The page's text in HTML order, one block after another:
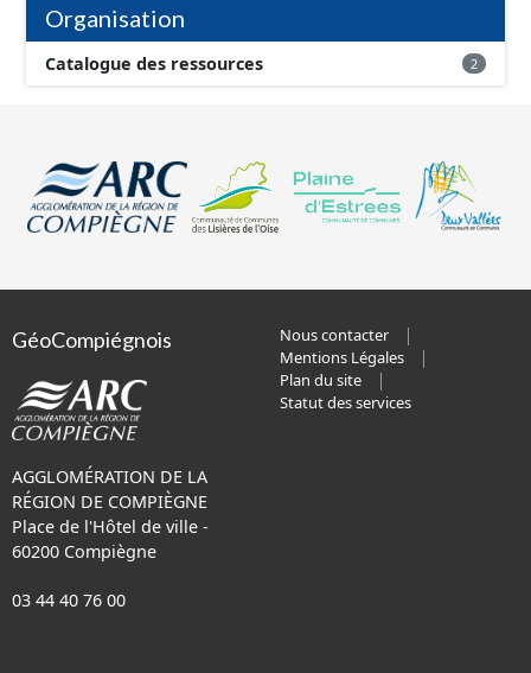
Organisation
Catalogue des ressources 2
GéoCompiégnois
AGGLOMÉRATION DE LA
RÉGION DE COMPIÈGNE
Place de l'Hôtel de ville -
60200 Compiègne
03 44 40 76 00
Nous contacter
Mentions Légales
Plan du site
Statut des services